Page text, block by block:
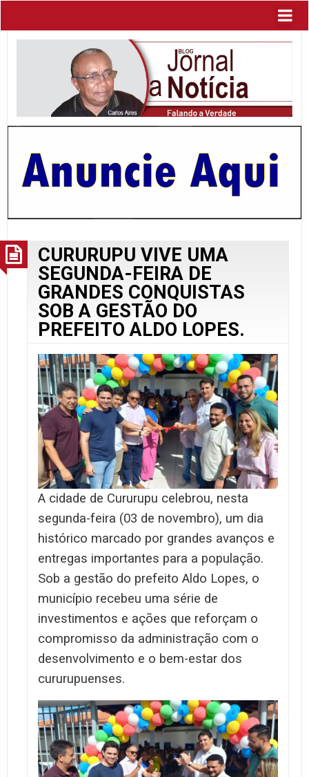
CURURUPU VIVE UMA
SEGUNDA-FEIRA DE
GRANDES CONQUISTAS
SOB A GESTÃO DO
PREFEITO ALDO LOPES.
A cidade de Cururupu celebrou, nesta
segunda-feira (03 de novembro), um dia
histórico marcado por grandes avanços e
entregas importantes para a população.
Sob a gestão do prefeito Aldo Lopes, o
município recebeu uma série de
investimentos e ações que reforçam o
compromisso da administração com o
desenvolvimento e o bem-estar dos
cururupuenses.